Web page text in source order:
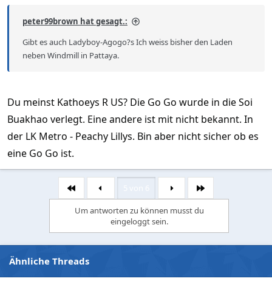
peter99brown hat gesagt.:
Gibt es auch Ladyboy-Agogo?s Ich weiss bisher den Laden
neben Windmill in Pattaya.
Du meinst Kathoeys R US? Die Go Go wurde in die Soi
Buakhao verlegt. Eine andere ist mit nicht bekannt. In
der LK Metro - Peachy Lillys. Bin aber nicht sicher ob es
eine Go Go ist.
Erste
Letzte
Um antworten zu können musst du
eingeloggt sein.
Ähnliche Threads